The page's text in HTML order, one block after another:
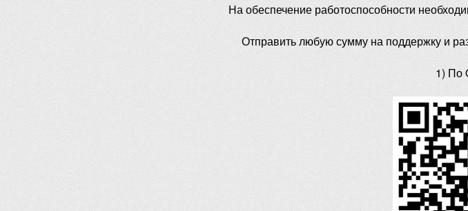
На обеспечение работоспособности
Отправить любую сумму на поддержку и
1) По